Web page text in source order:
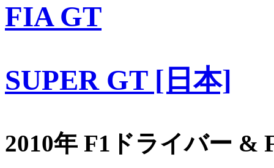
FIA GT
SUPER GT [日本]
2010年 F1ドライバー &